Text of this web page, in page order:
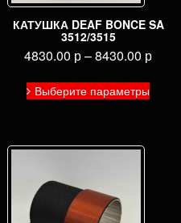
КАТУШКА DEAF BONCE SA
3512/3515
4830.00 р–8430.00 р
Выберите параметры
Этот
товар